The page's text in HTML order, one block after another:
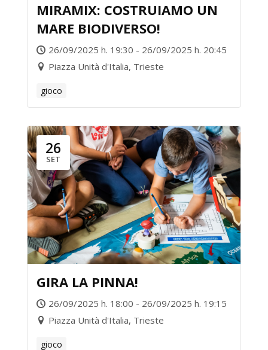
MIRAMIX: COSTRUIAMO UN
MARE BIODIVERSO!
26/09/2025 h. 19:30 - 26/09/2025 h. 20:45
Piazza Unità d'Italia, Trieste
gioco
26
SET
GIRA LA PINNA!
26/09/2025 h. 18:00 - 26/09/2025 h. 19:15
Piazza Unità d'Italia, Trieste
gioco